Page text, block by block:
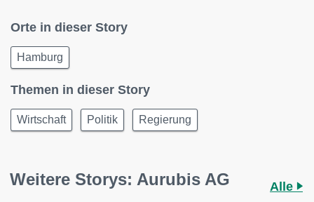
Orte in dieser Story
Hamburg
Themen in dieser Story
Wirtschaft Politik Regierung
Weitere Storys: Aurubis AG Alle